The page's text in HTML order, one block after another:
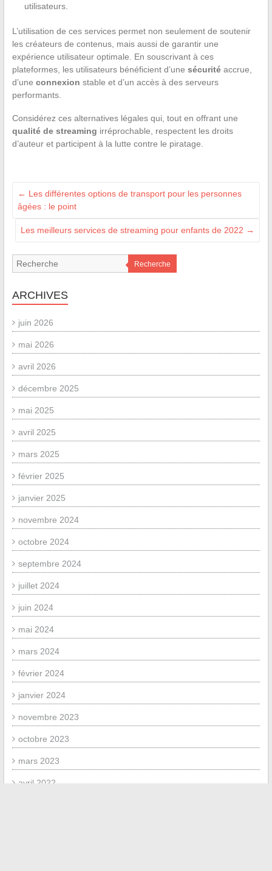
utilisateurs.
L’utilisation de ces services permet non seulement de soutenir
les créateurs de contenus, mais aussi de garantir une
expérience utilisateur optimale. En souscrivant à ces
plateformes, les utilisateurs bénéficient d’une sécuritéaccrue,
d’une connexion stable et d’un accès à des serveurs
performants.
Considérez ces alternatives légales qui, tout en offrant une
qualité de streaming irréprochable, respectent les droits
d’auteur et participent à la lutte contre le piratage.
← Les différentes options de transport pour les personnes
âgées : le point
Les meilleurs services de streaming pour enfants de 2022 →
Recherche
ARCHIVES
juin 2026
mai 2026
avril 2026
décembre 2025
mai 2025
avril 2025
mars 2025
février 2025
janvier 2025
novembre 2024
octobre 2024
septembre 2024
juillet 2024
juin 2024
mai 2024
mars 2024
février 2024
janvier 2024
novembre 2023
octobre 2023
mars 2023
avril 2022